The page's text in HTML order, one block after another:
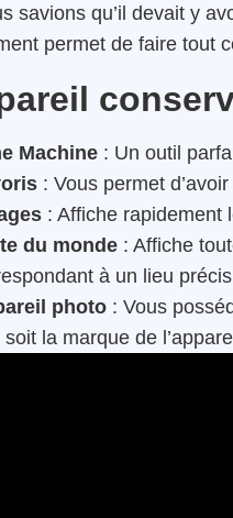
savions qu’il devait y
permet de faire tout
Machine : Un outil
: Vous permet
: Affiche rapidement
du monde : Affiche
à un lieu précis
photo : Vous
la marque de